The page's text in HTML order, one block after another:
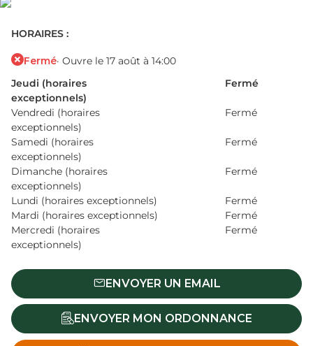
HORAIRES :
Fermé· Ouvre le 17 août à 14:00
Jeudi (horaires
exceptionnels)
Fermé
Vendredi (horaires
exceptionnels)
Fermé
Samedi (horaires
exceptionnels)
Fermé
Dimanche (horaires
exceptionnels)
Fermé
Lundi (horaires exceptionnels)
Fermé
Mardi (horaires exceptionnels)
Fermé
Mercredi (horaires
exceptionnels)
Fermé
ENVOYER UN EMAIL
ENVOYER MON ORDONNANCE